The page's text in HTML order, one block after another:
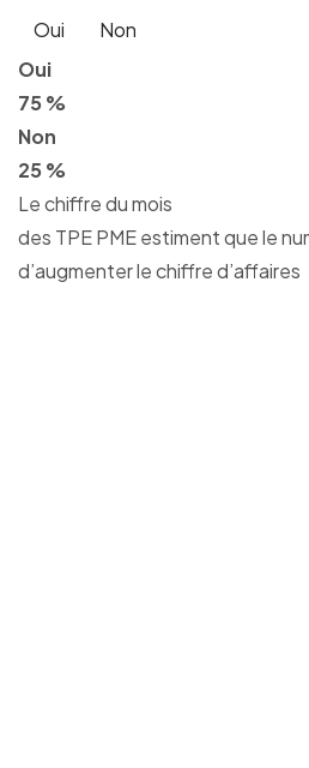
Oui
Non
Oui
75 %
Non
25 %
Le chiffre du mois
des TPE PME estiment que le
d’augmenter le chiffre d’affaires